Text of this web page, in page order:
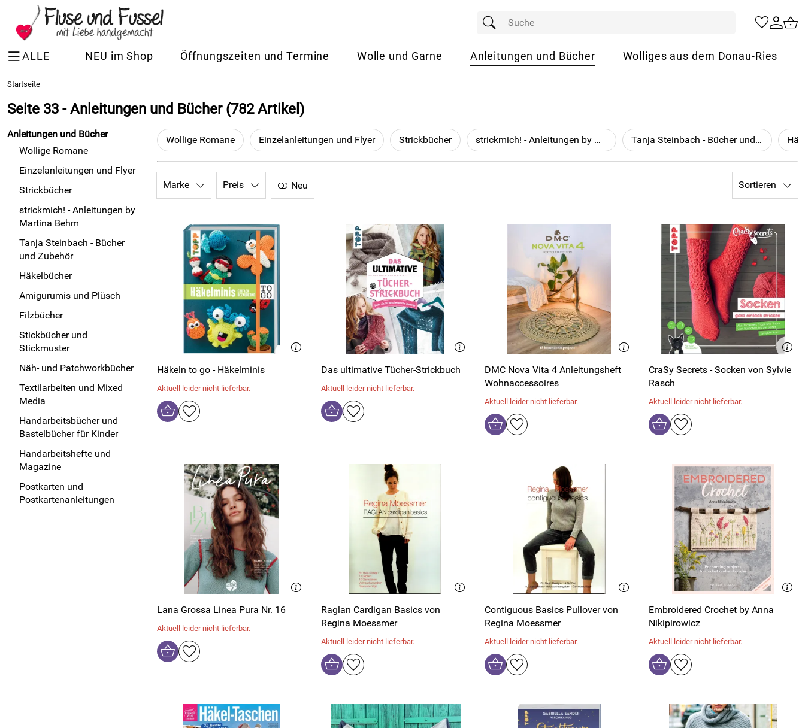
ALLE NEU im Shop Öffnungszeiten und Termine Wolle und Garne Anleitungen und Bücher Wolliges aus dem Donau-Ries
Startseite
Seite 33 - Anleitungen und Bücher(782 Artikel)
Anleitungen und Bücher
Wollige Romane
Einzelanleitungen und Flyer
Strickbücher
strickmich! - Anleitungen by
Martina Behm
Tanja Steinbach - Bücher
und Zubehör
Häkelbücher
Amigurumis und Plüsch
Filzbücher
Stickbücher und
Stickmuster
Näh- und Patchworkbücher
Textilarbeiten und Mixed
Media
Handarbeitsbücher und
Bastelbücher für Kinder
Handarbeitshefte und
Magazine
Postkarten und
Postkartenanleitungen
Wollige Romane Einzelanleitungen und Flyer Strickbücher strickmich! - Anleitungen by Martina Behm Tanja Steinbach - Bücher und Zubehör
Marke Preis Neu Sortieren
Häkeln to go - Häkelminis
Aktuell leider nicht lieferbar.
Das ultimative Tücher-Strickbuch
Aktuell leider nicht lieferbar.
DMC Nova Vita 4 Anleitungsheft
Wohnaccessoires
Aktuell leider nicht lieferbar.
CraSy Secrets - Socken von Sylvie
Rasch
Aktuell leider nicht lieferbar.
Lana Grossa Linea Pura Nr. 16
Aktuell leider nicht lieferbar.
Raglan Cardigan Basics von
Regina Moessmer
Aktuell leider nicht lieferbar.
Contiguous Basics Pullover von
Regina Moessmer
Aktuell leider nicht lieferbar.
Embroidered Crochet by Anna
Nikipirowicz
Aktuell leider nicht lieferbar.